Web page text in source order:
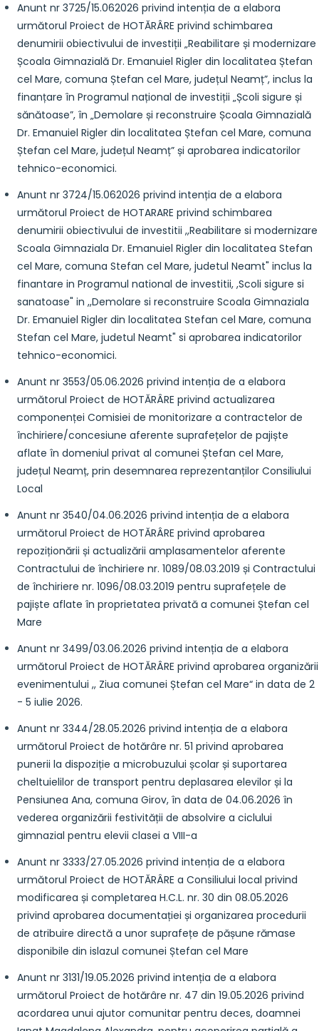
Anunt nr 3725/15.062026 privind intenția de a elabora
următorul Proiect de HOTĂRÂRE privind schimbarea
denumirii obiectivului de investiții „Reabilitare și modernizare
Școala Gimnazială Dr. Emanuiel Rigler din localitatea Ștefan
cel Mare, comuna Ștefan cel Mare, județul Neamț”, inclus la
finanțare în Programul național de investiții „Școli sigure și
sănătoase”, în „Demolare și reconstruire Școala Gimnazială
Dr. Emanuiel Rigler din localitatea Ștefan cel Mare, comuna
Ștefan cel Mare, județul Neamț” și aprobarea indicatorilor
tehnico-economici.
Anunt nr 3724/15.062026 privind intenția de a elabora
următorul Proiect de HOTARARE privind schimbarea
denumirii obiectivului de investitii ,,Reabilitare si modernizare
Scoala Gimnaziala Dr. Emanuiel Rigler din localitatea Stefan
cel Mare, comuna Stefan cel Mare, judetul Neamt" inclus la
finantare in Programul national de investitii, ,Scoli sigure si
sanatoase" in ,,Demolare si reconstruire Scoala Gimnaziala
Dr. Emanuiel Rigler din localitatea Stefan cel Mare, comuna
Stefan cel Mare, judetul Neamt" si aprobarea indicatorilor
tehnico-economici.
Anunt nr 3553/05.06.2026 privind intenția de a elabora
următorul Proiect de HOTĂRÂRE privind actualizarea
componenței Comisiei de monitorizare a contractelor de
închiriere/concesiune aferente suprafețelor de pajiște
aflate în domeniul privat al comunei Ștefan cel Mare,
județul Neamț, prin desemnarea reprezentanților Consiliului
Local
Anunt nr 3540/04.06.2026 privind intenția de a elabora
următorul Proiect de HOTĂRÂRE privind aprobarea
repoziționării și actualizării amplasamentelor aferente
Contractului de închiriere nr. 1089/08.03.2019 și Contractului
de închiriere nr. 1096/08.03.2019 pentru suprafețele de
pajiște aflate în proprietatea privată a comunei Ștefan cel
Mare
Anunt nr 3499/03.06.2026 privind intenția de a elabora
următorul Proiect de HOTĂRÂRE privind aprobarea organizării
evenimentului ,, Ziua comunei Ștefan cel Mare“ in data de 2
- 5 iulie 2026.
Anunt nr 3344/28.05.2026 privind intenția de a elabora
următorul Proiect de hotărâre nr. 51 privind aprobarea
punerii la dispoziție a microbuzului școlar și suportarea
cheltuielilor de transport pentru deplasarea elevilor și la
Pensiunea Ana, comuna Girov, în data de 04.06.2026 în
vederea organizării festivității de absolvire a ciclului
gimnazial pentru elevii clasei a VIII-a
Anunt nr 3333/27.05.2026 privind intenția de a elabora
următorul Proiect de HOTĂRÂRE a Consiliului local privind
modificarea și completarea H.C.L. nr. 30 din 08.05.2026
privind aprobarea documentației și organizarea procedurii
de atribuire directă a unor suprafețe de pășune rămase
disponibile din islazul comunei Ștefan cel Mare
Anunt nr 3131/19.05.2026 privind intenția de a elabora
următorul Proiect de hotărâre nr. 47 din 19.05.2026 privind
acordarea unui ajutor comunitar pentru deces, doamnei